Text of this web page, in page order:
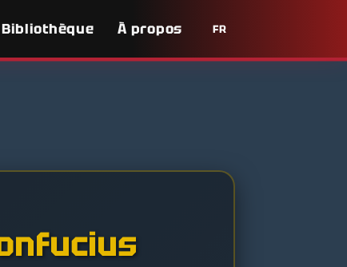
Bibliothèque À propos FR